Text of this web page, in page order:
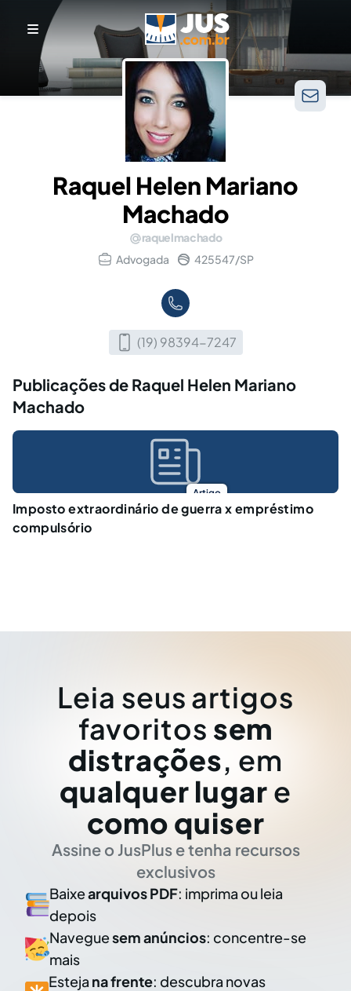
Raquel Helen Mariano
Machado
raquelmachado
Advogada
425547/SP
(19) 98394-7247
Publicações de Raquel Helen Mariano
Machado
Artigo
Imposto extraordinário de guerra x empréstimo
compulsório
Leia seus artigos
favoritos sem
distrações, em
qualquer lugar e
como quiser
Assine o JusPlus e tenha recursos
exclusivos
Baixearquivos PDF: imprima ou leia
depois
Naveguesem anúncios: concentre-se
mais
Esteja na frente: descubra novas